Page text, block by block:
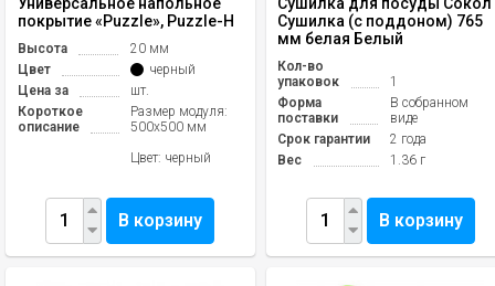
покрытие «Puzzle», Puzzle-H
Высота
20 мм
Цвет
черный
Цена за
шт.
Короткое
описание
Размер модуля:
500х500 мм
Цвет: черный
В корзину
Сушилка (с поддоном) 765
мм белая Белый
Кол-во
упаковок
1
Форма
поставки
В собранном
виде
Срок гарантии
2 года
Вес
1.36 г
В корзину